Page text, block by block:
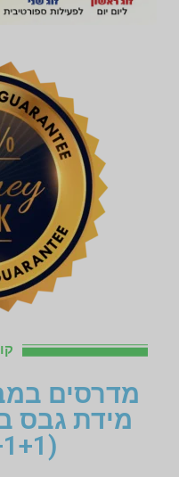
מידת גבס
(1+1+1 חינם)